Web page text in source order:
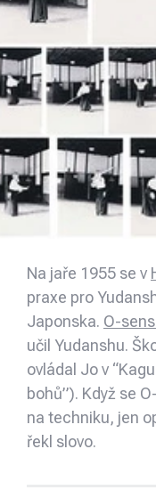
Na jaře 1955 se v
praxe pro
Japonska. O-
učil Yudanshu.
ovládal Jo v
bohů”). Když se
na techniku, jen
řekl slovo.